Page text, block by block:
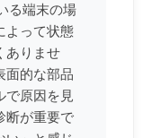
る端末の場
よって状態
ありませ
面的な部品
で原因を見
断が重要で